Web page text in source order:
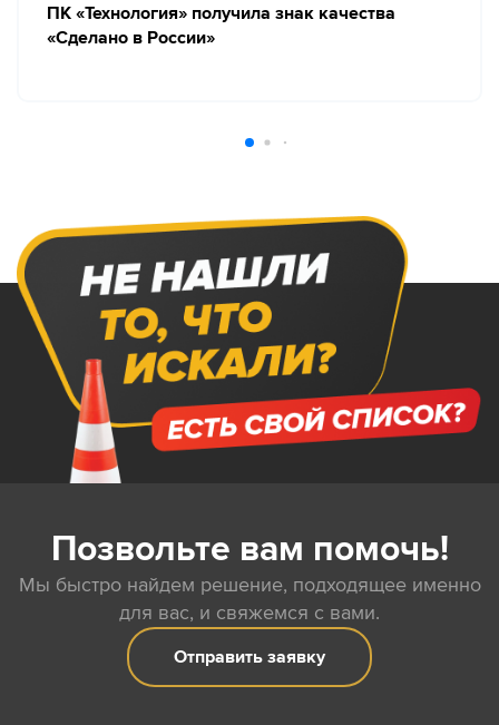
ПК «Технология» получила знак качества
«Сделано в России»
Позвольте вам помочь!
Мы быстро найдем решение, подходящее именно
для вас, и свяжемся с вами.
Отправить заявку